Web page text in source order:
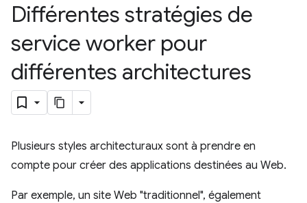
Différentes stratégies de
service worker pour
différentes architectures
Plusieurs styles architecturaux sont à prendre en
compte pour créer des applications destinées au Web.
Par exemple, un site Web "traditionnel", également